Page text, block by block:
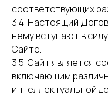
соответствующих
3.4. Настоящий
нему вступают в
Сайте.
3.5. Сайт является
включающим
интеллектуальной